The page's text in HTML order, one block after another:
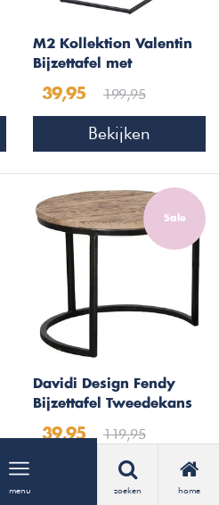
M2 Kollektion Valentin
Bijzettafel met
39,95 199,95
Bekijken
Sale
Davidi Design Fendy
Bijzettafel Tweedekans
39,95 119,95
Bekijken
menu zoeken home